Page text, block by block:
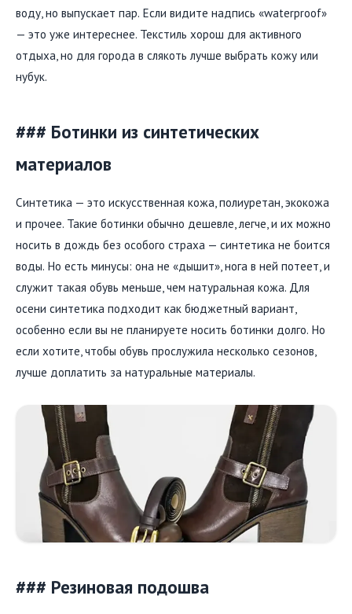
воду, но выпускает пар. Если видите надпись «waterproof»
— это уже интереснее. Текстиль хорош для активного
отдыха, но для города в слякоть лучше выбрать кожу или
нубук.
### Ботинки из синтетических
материалов
Синтетика — это искусственная кожа, полиуретан, экокожа
и прочее. Такие ботинки обычно дешевле, легче, и их можно
носить в дождь без особого страха — синтетика не боится
воды. Но есть минусы: она не «дышит», нога в ней потеет, и
служит такая обувь меньше, чем натуральная кожа. Для
осени синтетика подходит как бюджетный вариант,
особенно если вы не планируете носить ботинки долго. Но
если хотите, чтобы обувь прослужила несколько сезонов,
лучше доплатить за натуральные материалы.
### Резиновая подошва